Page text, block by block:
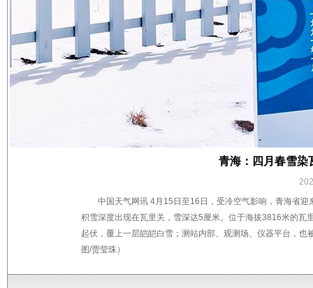
青海：四月春雪染
中国天气网讯 4月15日至16日，受冷空气影响，青海省
积雪深度出现在瓦里关，雪深达5厘米。位于海拔3816米的瓦
起伏，覆上一层皑皑白雪；测站内部、观测场、仪器平台，
图/贾莹珠）